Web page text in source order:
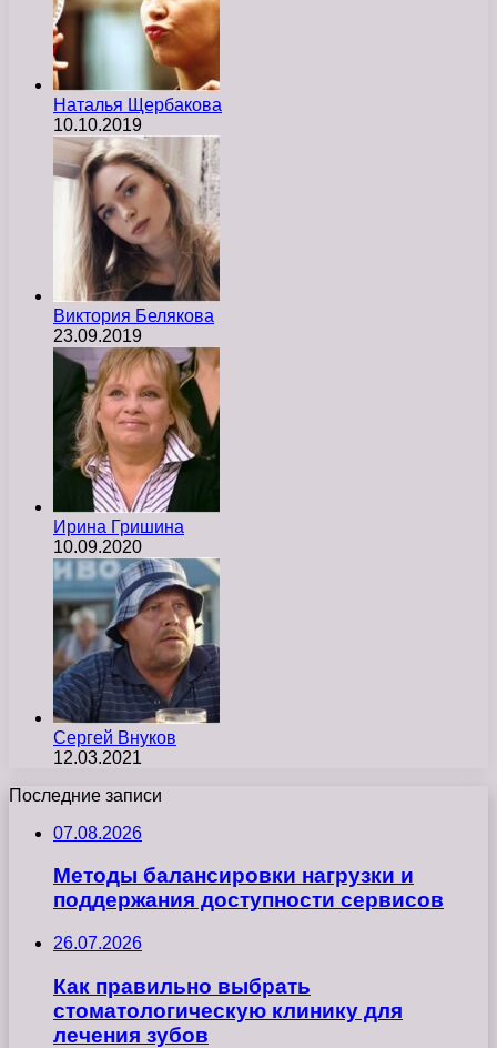
Наталья Щербакова
10.10.2019
Виктория Белякова
23.09.2019
Ирина Гришина
10.09.2020
Сергей Внуков
12.03.2021
Последние записи
07.08.2026
Методы балансировки нагрузки и
поддержания доступности сервисов
26.07.2026
Как правильно выбрать
стоматологическую клинику для
лечения зубов